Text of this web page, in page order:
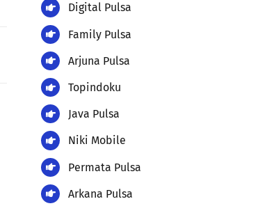
Digital Pulsa
Family Pulsa
Arjuna Pulsa
Topindoku
Java Pulsa
Niki Mobile
Permata Pulsa
Arkana Pulsa